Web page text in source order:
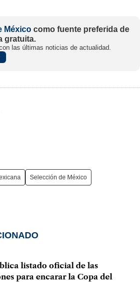
México como fuente preferida de
gratuita.
las últimas noticias de actualidad.
Selección de México
listado oficial de las
para encarar la Copa del